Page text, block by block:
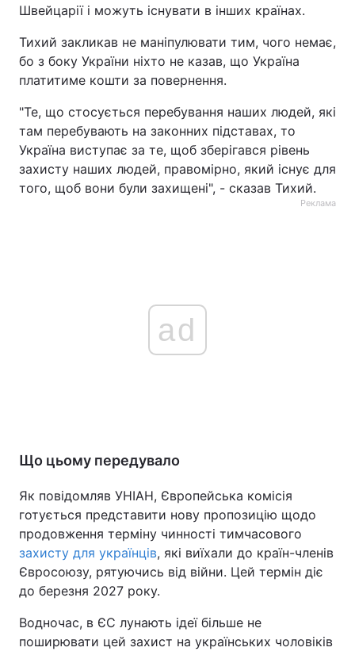
Швейцарії і можуть існувати в інших країнах.
Тихий закликав не маніпулювати тим, чого немає,
бо з боку України ніхто не казав, що Україна
платитиме кошти за повернення.
"Те, що стосується перебування наших людей, які
там перебувають на законних підставах, то
Україна виступає за те, щоб зберігався рівень
захисту наших людей, правомірно, який існує для
того, щоб вони були захищені", - сказав Тихий.
Реклама
ad
Що цьому передувало
Як повідомляв УНІАН, Європейська комісія
готується представити нову пропозицію щодо
продовження терміну чинності тимчасового
захисту для українців, які виїхали до країн-членів
Євросоюзу, рятуючись від війни. Цей термін діє
до березня 2027 року.
Водночас, в ЄС лунають ідеї більше не
поширювати цей захист на українських чоловіків